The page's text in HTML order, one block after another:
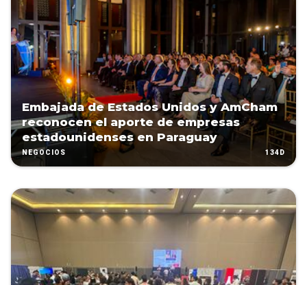
Embajada de Estados Unidos y AmCham
reconocen el aporte de empresas
estadounidenses en Paraguay
NEGOCIOS 134D